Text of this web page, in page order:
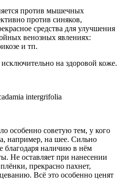
против мышечных
против синяков,
средства для улучшения
венозных явлениях:
и тп.
на здоровой коже.
intergrifolia
особенно советую тем, у кого
например, на шее. Сильно
наличию в нём
ы. Не оставляет при нанесении
прекрасно пахнет,
Всё это особенно ценят